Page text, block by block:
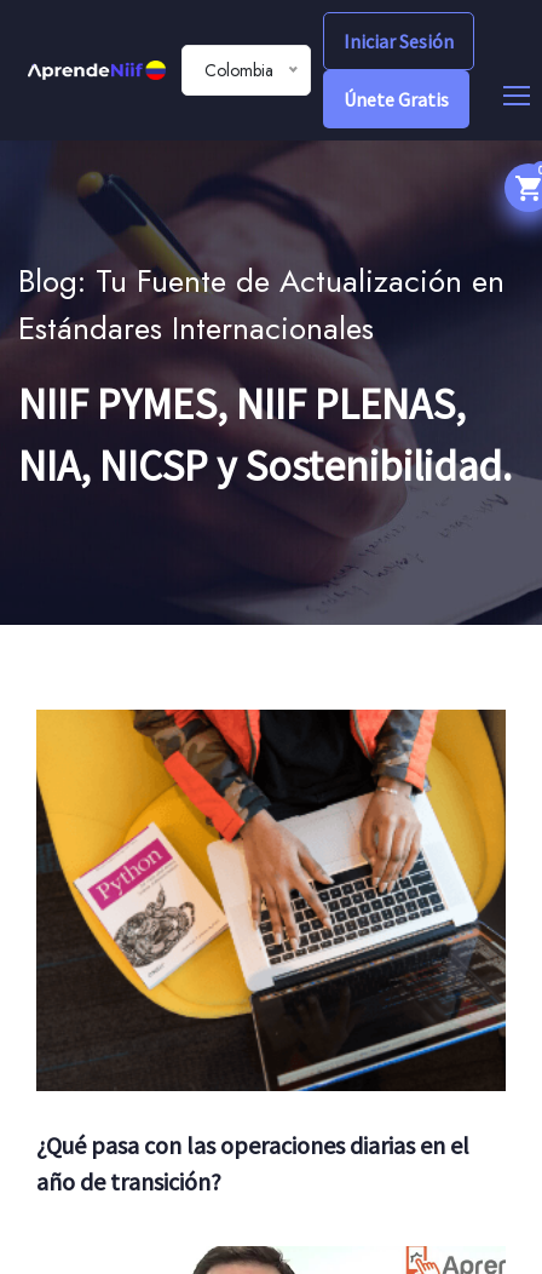
Colombia
Iniciar Sesión
Únete Gratis
Blog: Tu Fuente de Actualización en
Estándares Internacionales
NIIF PYMES, NIIF PLENAS,
NIA, NICSP y Sostenibilidad.
¿Qué pasa con las operaciones diarias en el
año de transición?